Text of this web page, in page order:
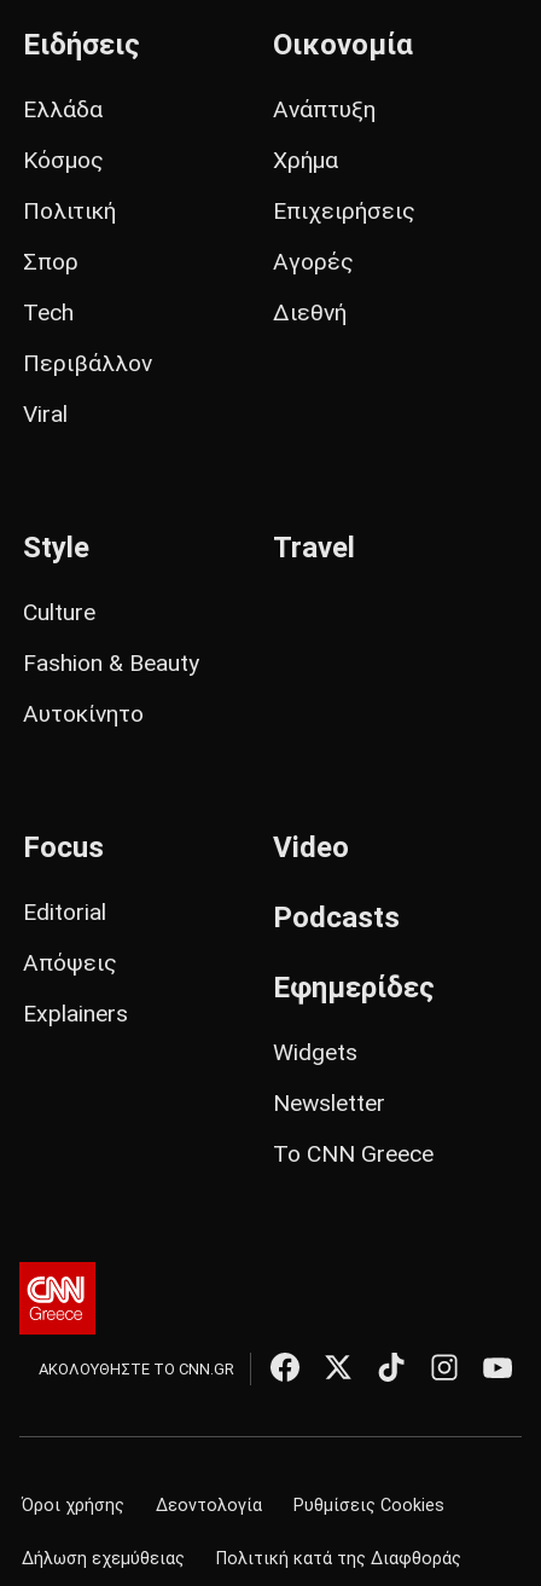
Ειδήσεις
Ελλάδα
Κόσμος
Πολιτική
Σπορ
Tech
Περιβάλλον
Viral
Οικονομία
Ανάπτυξη
Χρήμα
Επιχειρήσεις
Αγορές
Διεθνή
Style
Culture
Fashion & Beauty
Αυτοκίνητο
Travel
Focus
Editorial
Απόψεις
Explainers
Video
Podcasts
Εφημερίδες
Widgets
Newsletter
Το CNN Greece
ΑΚΟΛΟΥΘΗΣΤΕ ΤΟ CNN.GR
Όροι χρήσης Δεοντολογία Ρυθμίσεις Cookies
Δήλωση εχεμύθειας Πολιτική κατά της Διαφθοράς